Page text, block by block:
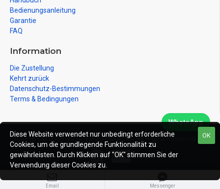
Bedienungsanleitung
Garantie
FAQ
Information
Die Zustellung
Kehrt zurück
Datenschutz-Bestimmungen
Terms & Bedingungen
Copyright © 2008-2026, East Inflatables, All Rights Reserved
Email Messenger
OK
Diese Website verwendet nur unbedingt erforderliche
Cookies, um die grundlegende Funktionalität zu
gewährleisten. Durch Klicken auf "OK" stimmen Sie der
Verwendung dieser Cookies zu.
WhatsApp